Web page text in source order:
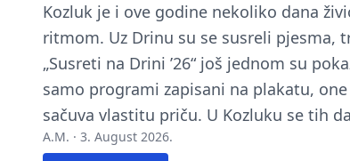
Kozluk je i ove godine nekoliko dana
ritmom. Uz Drinu su se susreli pjesma,
„Susreti na Drini ’26“ još jednom su
samo programi zapisani na plakatu,
sačuva vlastitu priču. U Kozluku se tih
A.M. · 3. August 2026.